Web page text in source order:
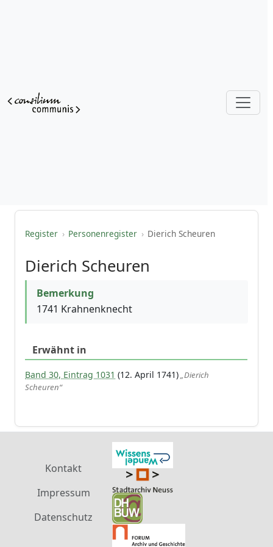
Register › Personenregister › Dierich Scheuren
Dierich Scheuren
Bemerkung
1741 Krahnenknecht
Erwähnt in
Band 30, Eintrag 1031 (12. April 1741)„Dierich
Scheuren“
Kontakt
Impressum
Datenschutz